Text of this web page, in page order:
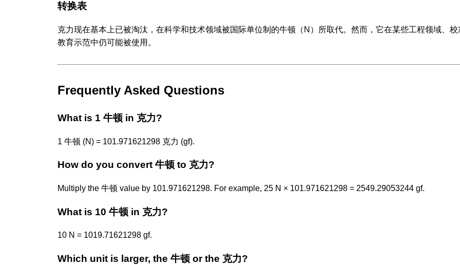
转换表
克力现在基本上已被淘汰，在科学和技术领域被国际单位制的牛顿（N）所取代。然而，它在某些工程领域、校
教育示范中仍可能被使用。
Frequently Asked Questions
What is 1 牛顿 in 克力?
1 牛顿 (N) = 101.971621298 克力 (gf).
How do you convert 牛顿 to 克力?
Multiply the 牛顿 value by 101.971621298. For example, 25 N × 101.971621298 = 2549.29053244 gf.
What is 10 牛顿 in 克力?
10 N = 1019.71621298 gf.
Which unit is larger, the 牛顿 or the 克力?